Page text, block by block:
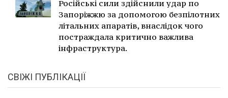
Російські сили здійснили удар по
Запоріжжю за допомогою безпілотних
літальних апаратів, внаслідок чого
постраждала критично важлива
інфраструктура.
СВІЖІ ПУБЛІКАЦІЇ